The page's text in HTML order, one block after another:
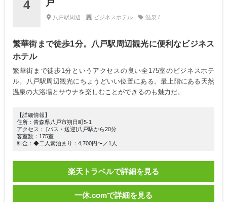
4
戸
八戸駅周辺 ビジネスホテル 温泉 /
繁華街まで徒歩1分。八戸駅周辺観光に便利なビジネス
ホテル
繁華街まで徒歩1分というアクセスの良い全175室のビジネスホテ
ル。八戸駅周辺観光にちょうどいい位置にある。最上階にある天然
温泉の大浴場とサウナを楽しむことができるのも魅力だ。
【詳細情報】
住所：青森県八戸市朔日町5-1
アクセス： [バス・送迎]八戸駅から20分
客室数：175室
料金：◆二人素泊まり：4,700円〜／1人
楽天トラベルで詳細を見る
一休.comで詳細を見る